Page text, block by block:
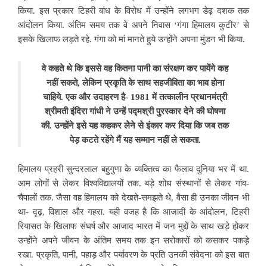
किया. इस प्रकार टिहरी बांध के विरोध में उन्होंने लगभग डेढ़ दशक तक
आंदोलन किया. अंतिम समय तक वे अपने निवास ‘गंगा हिमालय कुटीर’ से
इसके खिलाफ लड़ते रहे. गंगा को मां मानते हुये उन्होंने अपना मुंडन भी किया.
वे कहते थे कि इससे वह कितना पानी का संरक्षण कर पायेंगे कह
नहीं सकते, लेकिन प्रकृति के साथ सहजीविता का भाव होना
चाहिये. एक और उदाहरण है- 1981 मेंतत्कालीन प्रधानमंत्री
श्रीमती इंदिरा गांधी ने उन्हें पद्मश्री पुरस्कार देने की घोषणा
की. उन्होंने इसे यह कहकर लेेने से इंकार कर दिया कि जब तक
पेड़ कटते रहेंगे मैं यह सम्मान नहीं ले सकता.
हिमालय प्रहरी सुन्दरलाल बहुगुणा के व्यक्तित्व का फैलाव दुनिया भर में था.
आम लोगों से लेकर विश्वविद्यालयों तक. बड़े शोध संस्थानों से लेकर गांव-
चैपालों तक. जैसा वह हिमालय कोदेखते-समझते थे, वैसा ही उनका जीवन भी
था- दृढ़, विशाल और गहरा. यही वजह है कि आजादी के आंदोलन, टिहरी
रियासत के खिलाफ संघर्ष और आजाद भारत में जन मुद्दों के साथ खड़े होकर
उन्होंने अपने जीवन के अंतिम समय तक इन सरोकारों को कसकर पकड़े
रखा. प्रकृति, पानी, पहाड़ और पर्यावरण के प्रति उनकी संवेदना को इस बात